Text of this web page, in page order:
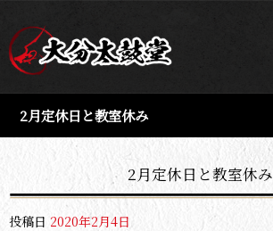
2月定休日と教室休み
2月定休日と教室休み
投稿日 2020年2月4日